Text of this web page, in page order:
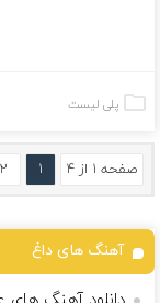
پلی لیست
صفحه ۱ از ۴ ۱ ۲
آهنگ های داغ